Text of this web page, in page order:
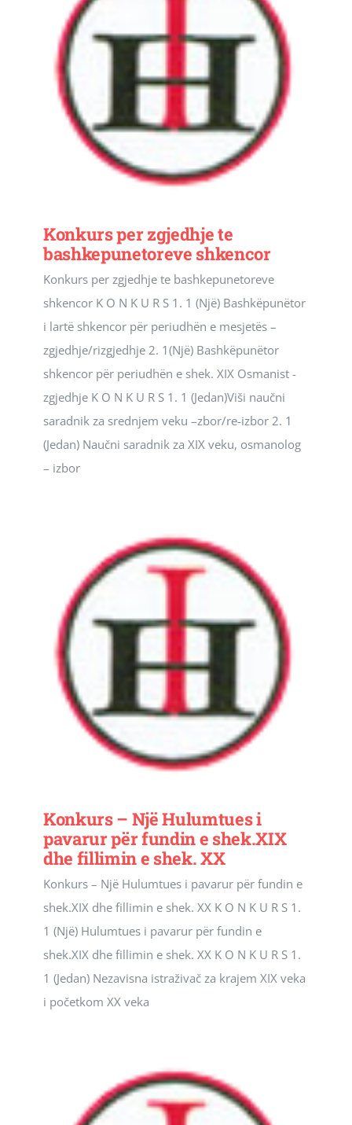
Konkurs per zgjedhje te
bashkepunetoreve shkencor
Konkurs per zgjedhje te bashkepunetoreve
shkencor K O N K U R S 1. 1 (Një) Bashkëpunëtor
i lartë shkencor për periudhën e mesjetës –
zgjedhje/rizgjedhje 2. 1(Një) Bashkëpunëtor
shkencor për periudhën e shek. XIX Osmanist -
zgjedhje K O N K U R S 1. 1 (Jedan)Viši naučni
saradnik za srednjem veku –zbor/re-izbor 2. 1
(Jedan) Naučni saradnik za XIX veku, osmanolog
– izbor
Konkurs – Një Hulumtues i
pavarur për fundin e shek.XIX
dhe fillimin e shek. XX
Konkurs – Një Hulumtues i pavarur për fundin e
shek.XIX dhe fillimin e shek. XX K O N K U R S 1.
1 (Një) Hulumtues i pavarur për fundin e
shek.XIX dhe fillimin e shek. XX K O N K U R S 1.
1 (Jedan) Nezavisna istraživač za krajem XIX veka
i početkom XX veka